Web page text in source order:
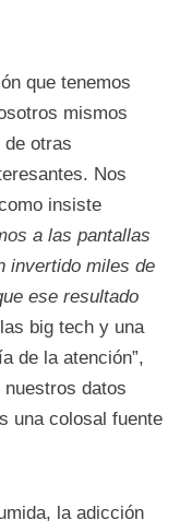
que tenemos
mismos
de otras
Nos
insiste
a las pantallas
invertido miles de
ese resultado
big tech y una
de la atención”,
datos
una colosal fuente
la adicción